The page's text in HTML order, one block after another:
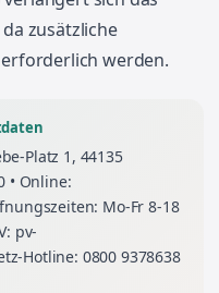
zusätzliche
werden.
Platz 1, 44135
• Online:
Mo-Fr 8-18
pv-
Hotline: 0800 9378638